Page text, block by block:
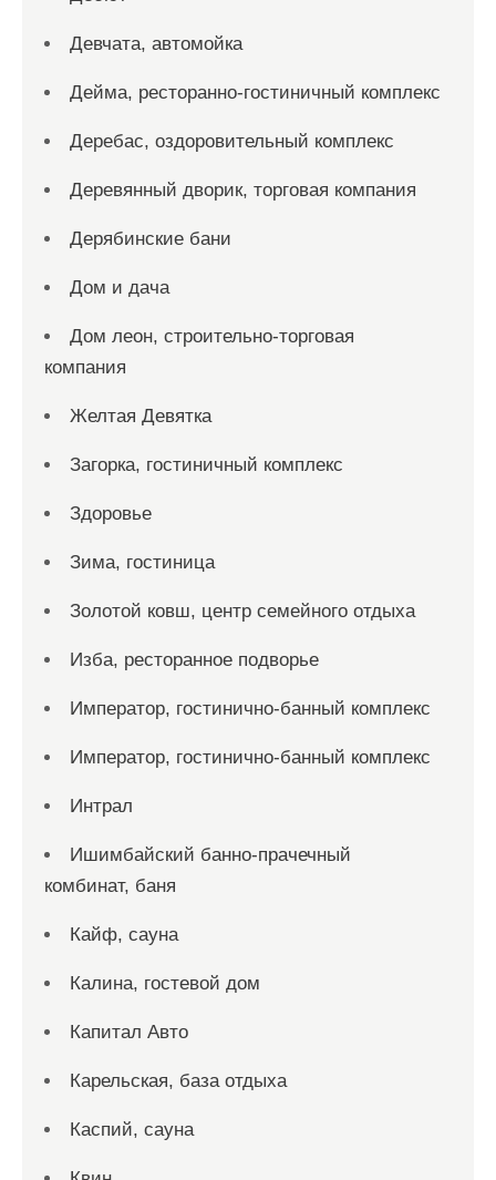
Девчата, автомойка
Дейма, ресторанно-гостиничный комплекс
Деребас, оздоровительный комплекс
Деревянный дворик, торговая компания
Дерябинские бани
Дом и дача
Дом леон, строительно-торговая
компания
Желтая Девятка
Загорка, гостиничный комплекс
Здоровье
Зима, гостиница
Золотой ковш, центр семейного отдыха
Изба, ресторанное подворье
Император, гостинично-банный комплекс
Император, гостинично-банный комплекс
Интрал
Ишимбайский банно-прачечный
комбинат, баня
Кайф, сауна
Калина, гостевой дом
Капитал Авто
Карельская, база отдыха
Каспий, сауна